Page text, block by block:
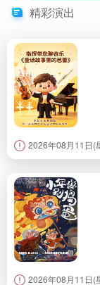
精彩演出
2026年08月11日(
2026年08月11日(